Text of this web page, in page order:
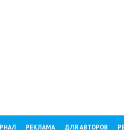
РЕКЛАМА ДЛЯ АВТОРОВ